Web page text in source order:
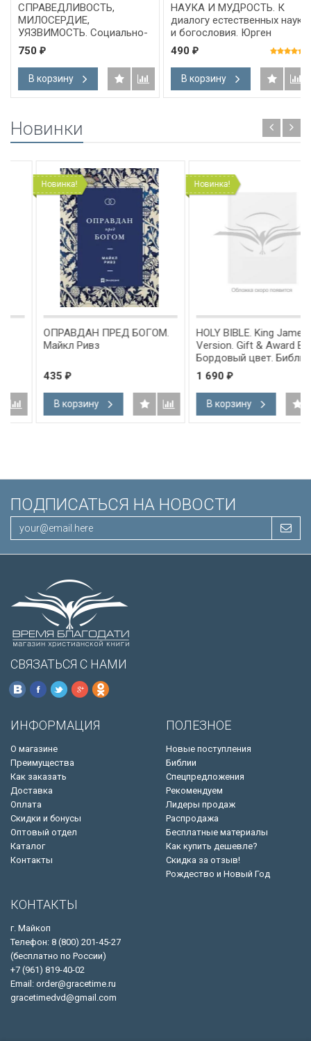
СПРАВЕДЛИВОСТЬ,
МИЛОСЕРДИЕ,
УЯЗВИМОСТЬ. Социально-
этическое измерение
христианства. Под ред.
Алексея Бодрова, Михаила
Толстолуженко
750 ₽
В корзину
НАУКА И МУДРОСТЬ. К
диалогу естественных наук
и богословия. Юрген
Мольтман
490 ₽
В корзину
Новинки
Новинка!
ОПРАВДАН ПРЕД БОГОМ.
Майкл Ривз
₽
В корзину
Новинка!
HOLY BIBLE. King James
Version. Gift & Award Bible.
Бордовый цвет. Библия
Короля Иакова на
английском языке.
Словарь, карты, закладка,
подарочная вкладка, слова
Иисуса выделены красным
1 690 ₽
В корзину
ПОДПИСАТЬСЯ НА НОВОСТИ
СВЯЗАТЬСЯ С НАМИ
ИНФОРМАЦИЯ
О магазине
Преимущества
Как заказать
Доставка
Оплата
Скидки и бонусы
Оптовый отдел
Каталог
Контакты
ПОЛЕЗНОЕ
Новые поступления
Библии
Спецпредложения
Рекомендуем
Лидеры продаж
Распродажа
Бесплатные материалы
Как купить дешевле?
Скидка за отзыв!
Рождество и Новый Год
КОНТАКТЫ
г. Майкоп
Телефон: 8 (800) 201-45-27
(бесплатно по России)
+7 (961) 819-40-02
Email: order@gracetime.ru
gracetimedvd@gmail.com